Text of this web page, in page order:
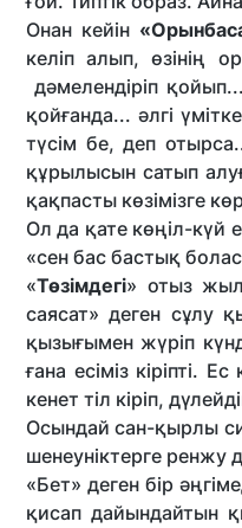
Онан кейін
келіп алып, өзінің
дәмелендіріп
қойғанда... әлгі
түсім бе, деп
құрылысын сатып
қақпасты көзімізге
Ол да қате көңіл-күй
«сен бас бастық
«Төзімдегі» отыз жыл
саясат» деген сұлу
қызығымен жүріп
ғана есіміз кіріпті.
кенет тіл кіріп,
Осындай сан-қырлы
шенеуніктерге ренжу
«Бет» деген бір
қисап дайындайтын